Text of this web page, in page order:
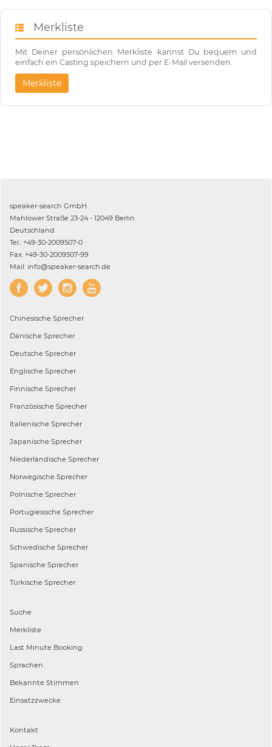
Merkliste
Mit Deiner persönlichen Merkliste kannst Du bequem und
einfach ein Casting speichern und per E-Mail versenden.
Merkliste
speaker-search GmbH
Mahlower Straße 23-24 - 12049 Berlin
Deutschland
Tel.: +49-30-2009507-0
Fax: +49-30-2009507-99
Mail: info@speaker-search.de
Chinesische Sprecher
Dänische Sprecher
Deutsche Sprecher
Englische Sprecher
Finnische Sprecher
Französische Sprecher
Italienische Sprecher
Japanische Sprecher
Niederländische Sprecher
Norwegische Sprecher
Polnische Sprecher
Portugiesische Sprecher
Russische Sprecher
Schwedische Sprecher
Spanische Sprecher
Türkische Sprecher
Suche
Merkliste
Last Minute Booking
Sprachen
Bekannte Stimmen
Einsatzzwecke
Kontakt